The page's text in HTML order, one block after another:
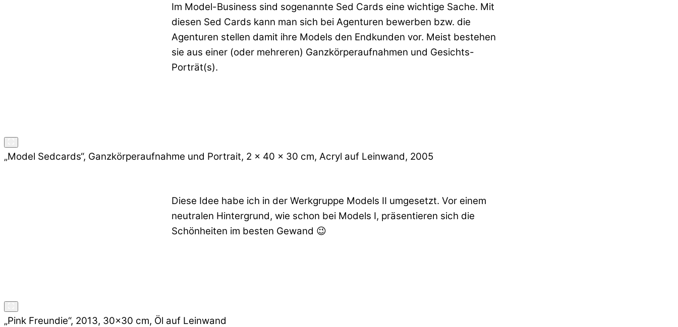
Im Model-Business sind sogenannte Sed Cards eine wichtige Sache. Mit
diesen Sed Cards kann man sich bei Agenturen bewerben bzw. die
Agenturen stellen damit ihre Models den Endkunden vor. Meist bestehen
sie aus einer (oder mehreren) Ganzkörperaufnahmen und Gesichts-
Porträt(s).
„Model Sedcards“, Ganzkörperaufnahme und Portrait, 2 x 40 x 30 cm, Acryl auf Leinwand, 2005
Diese Idee habe ich in der Werkgruppe Models II umgesetzt. Vor einem
neutralen Hintergrund, wie schon bei Models I, präsentieren sich die
Schönheiten im besten Gewand 😉
„Pink Freundie“, 2013, 30×30 cm, Öl auf Leinwand